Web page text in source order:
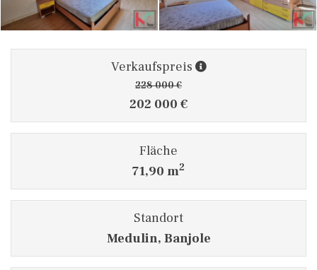
Verkaufspreis
228 000 €
202 000 €
Fläche
71,90 m2
Standort
Medulin, Banjole